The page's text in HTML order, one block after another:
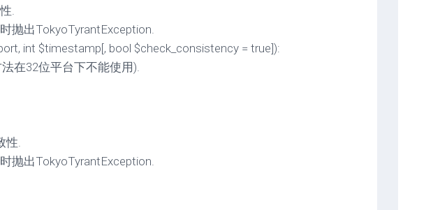
.
抛出TokyoTyrantException.
int $timestamp[, bool $check_consistency = true]):
在32位平台下不能使用).
性.
抛出TokyoTyrantException.